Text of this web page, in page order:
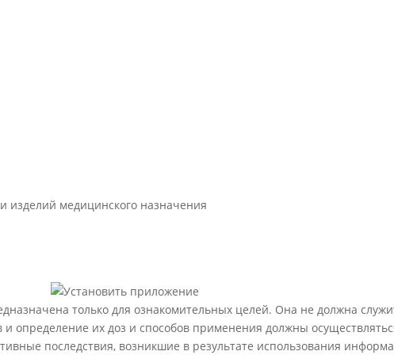
изделий медицинского назначения
только для ознакомительных целей. Она не должна
определение их доз и способов применения должны
последствия, возникшие в результате использования